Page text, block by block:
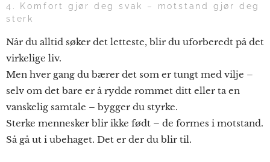
4. Komfort gjør deg svak – motstand gjør deg
sterk
Når du alltid søker det letteste, blir du uforberedt på det
virkelige liv.
Men hver gang du bærer det som er tungt med vilje –
selv om det bare er å rydde rommet ditt eller ta en
vanskelig samtale – bygger du styrke.
Sterke mennesker blir ikke født – de formes i motstand.
Så gå ut i ubehaget. Det er der du blir til.